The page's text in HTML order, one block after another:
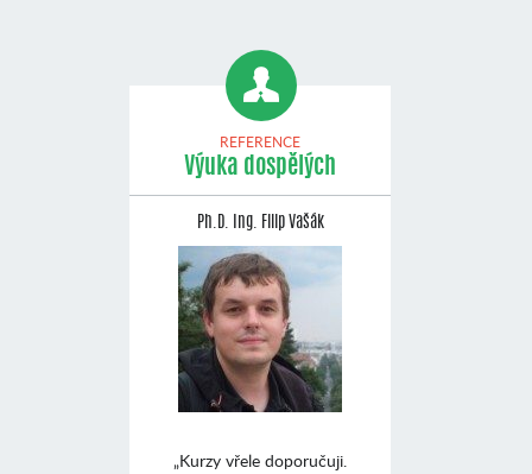
REFERENCE
Výuka dospělých
Ph.D. Ing. Filip Vašák
„Kurzy vřele doporučuji.